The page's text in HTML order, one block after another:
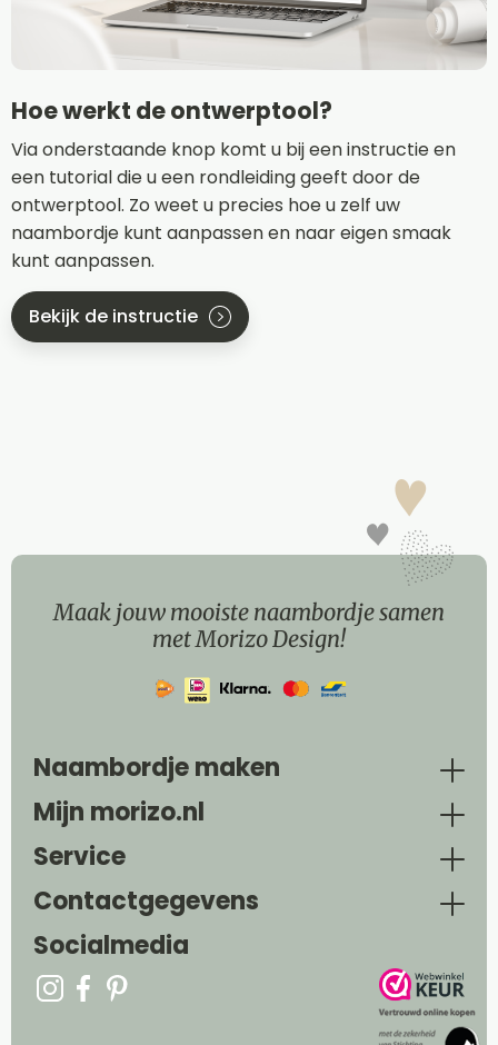
Hoe werkt de ontwerptool?
Via onderstaande knop komt u bij een instructie en
een tutorial die u een rondleiding geeft door de
ontwerptool. Zo weet u precies hoe u zelf uw
naambordje kunt aanpassen en naar eigen smaak
kunt aanpassen.
Bekijk de instructie
Maak jouw mooiste naambordje samen
met Morizo Design!
Naambordje maken
Mijn morizo.nl
Service
Contactgegevens
Socialmedia